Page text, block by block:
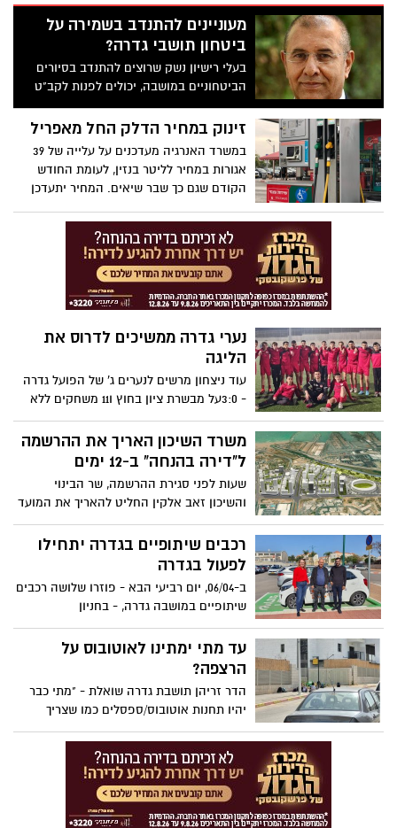
מעוניינים להתנדב בשמירה על
ביטחון תושבי גדרה?
בעלי רישיון נשק שרוצים להתנדב בסיורים
הביטחוניים במושבה, יכולים לפנות לקב"ט
היישוב, זהר שוקר (050-627-4282, או במשרד
088595460) - על מנת להתנדב בסיורים.
זינוק במחיר הדלק החל מאפריל
במשרד האנרגיה מעדכנים על עלייה של 39
אגורות במחיר לליטר בנזין, לעומת החודש
הקודם שגם כך שבר שיאים. המחיר יתעדכן
נערי גדרה ממשיכים לדרוס את
הליגה
עוד ניצחון מרשים לנערים ג' של הפועל גדרה
- 3:0על מבשרת ציון בחוץ ו11 משחקים ללא
הפסד מהם 9 ניצחונות רצוף.
משרד השיכון האריך את ההרשמה
ל"דירה בהנחה" ב-12 ימים
שעות לפני סגירת ההרשמה, שר הבינוי
והשיכון זאב אלקין החליט להאריך את המועד
האחרון להרשמה להגרלות תכנית "דירה
בהנחה" עד יום א' 10.4.2022 בחצות. מי
רכבים שיתופיים בגדרה יתחילו
לפעול בגדרה
ב-06/04, יום רביעי הבא - פוזרו שלושה רכבים
שיתופיים במושבה גדרה, - בחניון
'דרכא-רמון', בחניון 'מרכז אופק' ובחניון פינס
בסמוך למועצה המקומית. הרכב השיתופי
יעניק מענה בכל שעה לנהגים צעירים, לנהגים
כאשר בעת פתיחת הרכב, יהיה הנהג מבוטח
ב-100%."
עד מתי ימתינו לאוטובוס על
הרצפה?
הדר זריהן תושבת גדרה שואלת - "מתי כבר
יהיו תחנות אוטובוס/ספסלים כמו שצריך
בשכונת גולדה? כל פעם מחדש אני רואה
ילדים קטנים שצריכים לשבת על המדרכה,
בגשם, ברוחות ועכשיו לקראת הקיץ בשמש
החמה. ומה יהיה עם המבוגרים שצריכים
לעמוד כל כך הרבה זמן?"